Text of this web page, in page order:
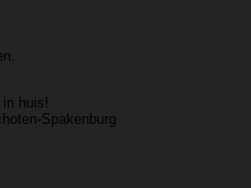
huis!
Spakenburg